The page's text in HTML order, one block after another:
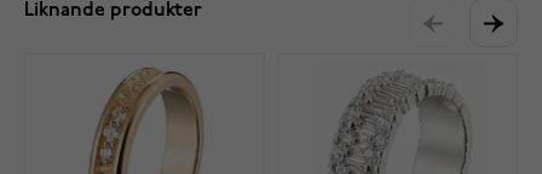
Liknande produkter